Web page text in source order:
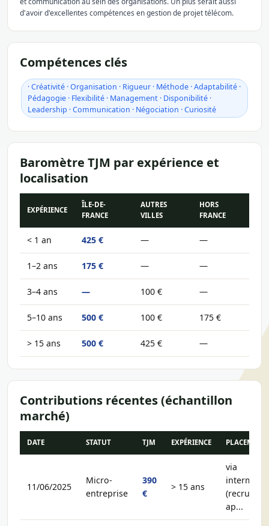
d'avoir d'excellentes compétences en gestion de projet télécom.
Compétences clés
· Créativité · Organisation · Rigueur · Méthode · Adaptabilité ·
Pédagogie · Flexibilité · Management · Disponibilité ·
Leadership · Communication · Négociation · Curiosité
Baromètre TJM par expérience et
localisation
EXPÉRIENCE
ÎLE-DE-
FRANCE
AUTRES
VILLES
HORS
FRANCE
< 1 an 425 € — —
1–2 ans 175 € — —
3–4 ans — 100 € —
5–10 ans 500 € 100 € 175 €
> 15 ans 500 € 425 € —
Contributions récentes (échantillon
marché)
DATE STATUT TJM EXPÉRIENCE PLACEMENT
11/06/2025
Micro-
entreprise
390
€
> 15 ans
via
(recruteur,
ap...